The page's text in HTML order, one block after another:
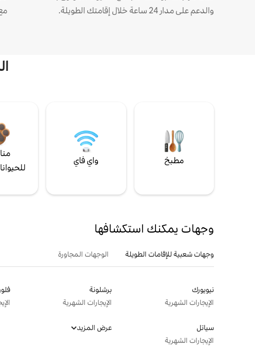
والدعم على مدار 24 ساعة خلال إقامتك الطويلة.
مطبخ واي فاي
وجهات يمكنك استكشافها
وجهات شعبية للإقامات الطويلة الوجهات المجاورة
نيويورك
الإيجارات الشهرية
برشلونة
الإيجارات الشهرية
سياتل
الإيجارات الشهرية
عرض المزيد